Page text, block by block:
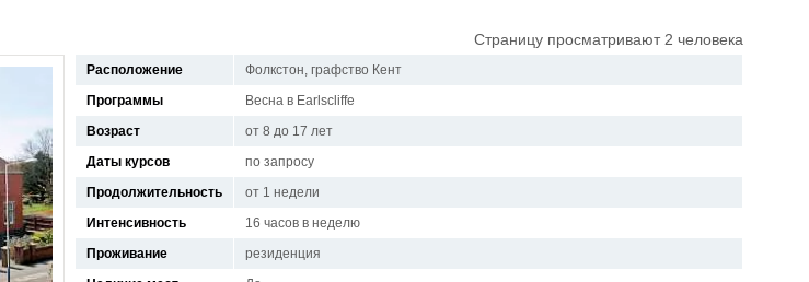
Страницу просматривают 2 человека
Расположение
Фолкстон, графство Кент
Программы
Весна в Earlscliffe
Возраст
от 8 до 17 лет
Даты курсов
по запросу
Продолжительность
от 1 недели
Интенсивность
16 часов в неделю
Проживание
резиденция